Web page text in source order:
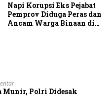
Napi Korupsi Eks Pejabat
Pemprov Diduga Peras dan
Ancam Warga Binaan di
Munir, Polri Didesak